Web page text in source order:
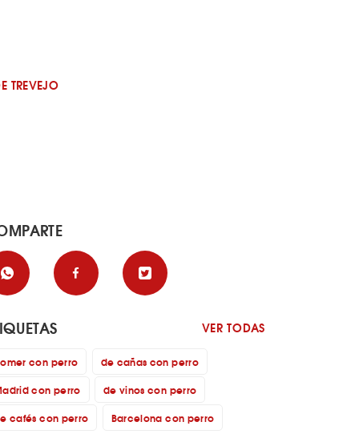
TREVEJO
VER TODAS
con perro
de cañas con perro
con perro
de vinos con perro
cafés con perro
Barcelona con perro